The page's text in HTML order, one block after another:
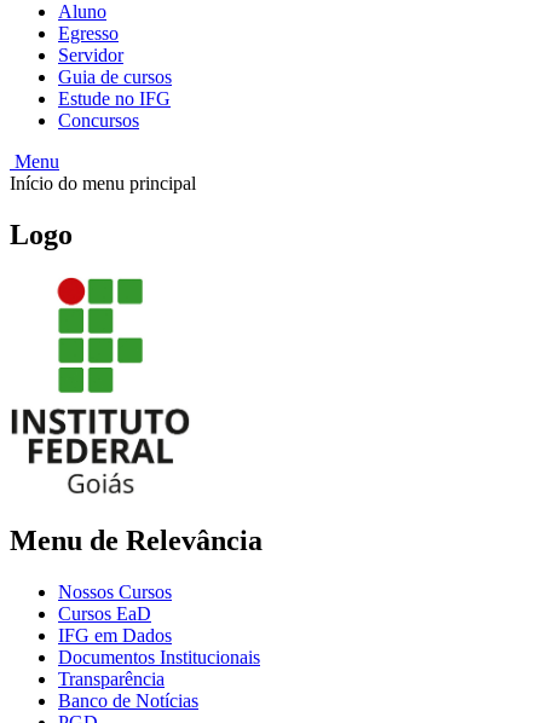
Aluno
Egresso
Servidor
Guia de cursos
Estude no IFG
Concursos
Menu
Início do menu principal
Logo
Menu de Relevância
Nossos Cursos
Cursos EaD
IFG em Dados
Documentos Institucionais
Transparência
Banco de Notícias